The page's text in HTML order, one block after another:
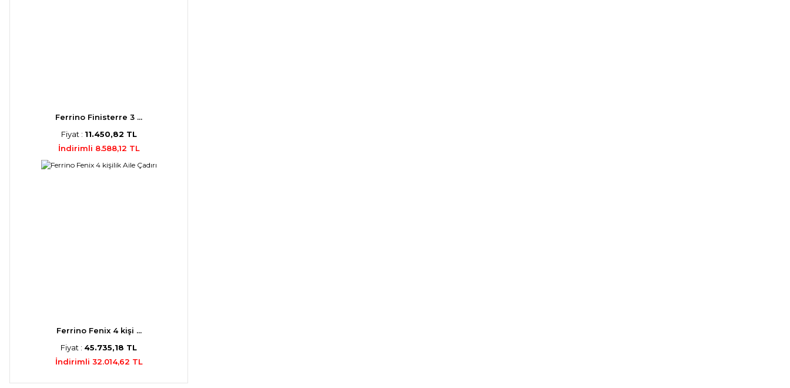
Ferrino Finisterre 3 ...
Fiyat : 11.450,82 TL
İndirimli 8.588,12 TL
Ferrino Fenix 4 kişi ...
Fiyat : 45.735,18 TL
İndirimli 32.014,62 TL